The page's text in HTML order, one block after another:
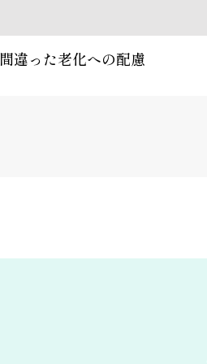
間違った老化への配慮